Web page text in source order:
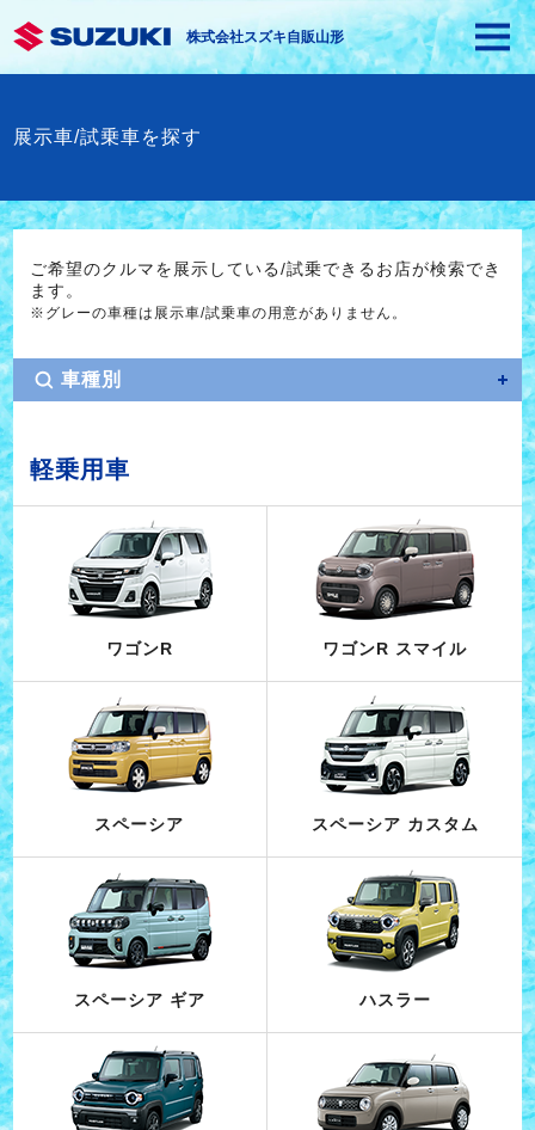
株式会社スズキ自販山形
展示車/試乗車を探す
ご希望のクルマを展示している/試乗できるお店が検索でき
ます。
※グレーの車種は展示車/試乗車の用意がありません。
車種別
軽乗用車
ワゴンR ワゴンR スマイル
スペーシア スペーシア カスタム
スペーシア ギア ハスラー